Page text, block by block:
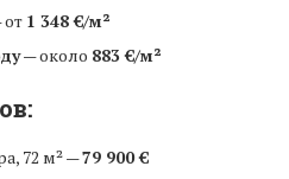
1 348 €/м²
— около 883 €/м²
72 м² —79 900 €